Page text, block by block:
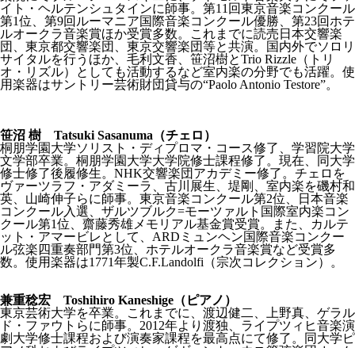
イト・ヘルテンシュタインに師事。第11回東京音楽コンクール
第1位、第9回ルーマニア国際音楽コンクール優勝、第23回ホテ
ルオークラ音楽賞ほか受賞多数。これまでに読売日本交響楽
団、東京都交響楽団、東京交響楽団等と共演。国内外でソロリ
サイタルを行うほか、毛利文香、笹沼樹とTrio Rizzle（トリ
オ・リズル）としても活動するなど室内楽の分野でも活躍。使
用楽器はサントリー芸術財団貸与の“Paolo Antonio Testore”。
笹沼 樹 Tatsuki Sasanuma（チェロ）
桐朋学園大学ソリスト・ディプロマ・コース修了、学習院大学
文学部卒業。桐朋学園大学大学院修士課程修了。現在、同大学
修士修了後履修生。NHK交響楽団アカデミー修了。チェロを
ヴァーツラフ・アダミーラ、古川展生、堤剛、室内楽を磯村和
英、山崎伸子らに師事。東京音楽コンクール第2位、日本音楽
コンクール入選、ザルツブルク=モーツァルト国際室内楽コン
クール第1位、齋藤秀雄メモリアル基金賞受賞。また、カルテ
ット・アマービレとして、ARDミュンヘン国際音楽コンクー
ル弦楽四重奏部門第3位、ホテルオークラ音楽賞など受賞多
数。使用楽器は1771年製C.F.Landolfi（宗次コレクション）。
兼重稔宏 Toshihiro Kaneshige（ピアノ）
東京芸術大学を卒業。これまでに、渡辺健二、上野真、ゲラル
ド・ファウトらに師事。2012年より渡独、ライプツィヒ音楽演
劇大学修士課程および演奏家課程を最高点にて修了。同大学ピ